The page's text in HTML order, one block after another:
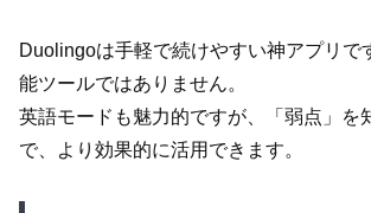
Duolingoは手軽で続けやすい神アプリで
能ツールではありません。
英語モードも魅力的ですが、「弱点」を
で、より効果的に活用できます。